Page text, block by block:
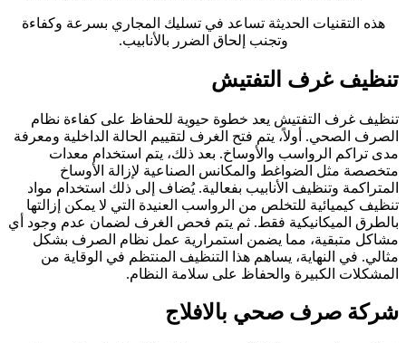
هذه التقنيات الحديثة تساعد في تسليك المجاري بسرعة وكفاءة
وتجنب إلحاق الضرر بالأنابيب.
تنظيف غرف التفتيش
تنظيف غرف التفتيش يعد خطوة حيوية للحفاظ على كفاءة نظام
الصرف الصحي. أولاً، يتم فتح الغرف لتقييم الحالة الداخلية ومعرفة
مدى تراكم الرواسب والأوساخ. بعد ذلك، يتم استخدام معدات
متخصصة مثل الضواغط والمكانس الصناعية لإزالة الأوساخ
المتراكمة وتنظيف الأنابيب بفعالية. يُضاف إلى ذلك استخدام مواد
تنظيف كيميائية للتخلص من الرواسب العنيدة التي لا يمكن إزالتها
بالطرق الميكانيكية فقط. ثم يتم فحص الغرف لضمان عدم وجود أي
مشاكل متبقية، مما يضمن استمرارية عمل نظام الصرف بشكل
مثالي. في النهاية، يساهم هذا التنظيف المنتظم في الوقاية من
المشكلات الكبيرة والحفاظ على سلامة النظام.
شركة صرف صحي بالافلاج